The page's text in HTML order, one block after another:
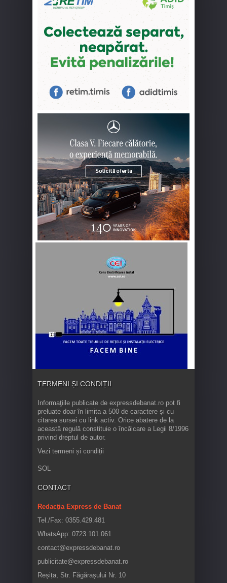
TERMENI ȘI CONDIȚII
Informaţiile publicate de expressdebanat.ro pot fi
preluate doar în limita a 500 de caractere şi cu
citarea sursei cu link activ. Orice abatere de la
această regulă constituie o încălcare a Legii 8/1996
privind dreptul de autor.
Vezi termeni și condiții
SOL
CONTACT
Redacția Express de Banat
Tel./Fax: 0355.429.481
WhatsApp: 0723.101.061
contact@expressdebanat.ro
publicitate@expressdebanat.ro
Reșița, Str. Făgărașului Nr. 10